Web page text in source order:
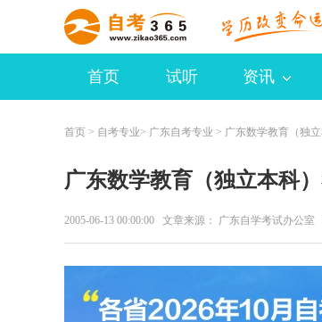
首页 试听 资讯
首页 > 自考专业> 广东自考专业 > 广东数学教育（独
广东数学教育（独立本科
2005-06-13 00:00:00 文章来源： 广东自学考试办公室